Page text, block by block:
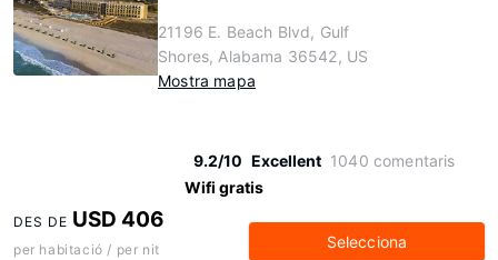
21196 E. Beach Blvd, Gulf
Shores, Alabama 36542, US
Mostra mapa
9.2/10 Excellent 1040 comentaris
Wifi gratis
DES DE USD 406
per habitació / per nit Selecciona